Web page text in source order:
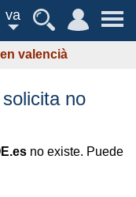
va
valencià
no
no existe. Puede